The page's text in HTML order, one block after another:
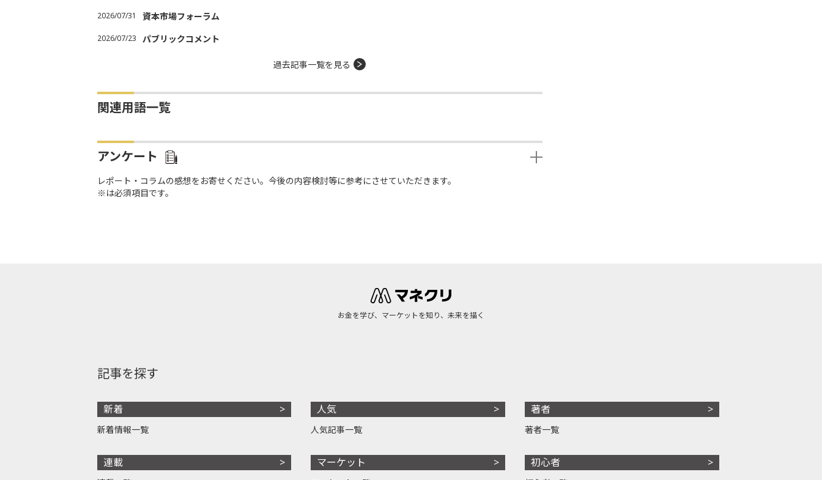
2026/07/31 資本市場フォーラム
2026/07/23 パブリックコメント
過去記事一覧を見る
関連用語一覧
アンケート
レポート・コラムの感想をお寄せください。今後の内容検討等に参考にさせていただきます。
※は必須項目です。
お金を学び、マーケットを知り、未来を描く
記事を探す
新着
新着情報一覧
連載
人気
人気記事一覧
マーケット
著者
著者一覧
初心者